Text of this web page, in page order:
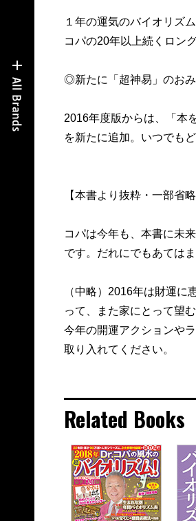
１年の運気のバイオリズ
コパの20年以上続くロン
◎新たに「超神易」のおみ
2016年度版からは、「本
を新たに追加。いつでも
【本書より抜粋・一部省略
コパは今年も、本書に未
です。だれにでもあては
（中略）2016年は財運
って、また家にとって望
今年の開運アクションや
取り入れてください。
Related Books